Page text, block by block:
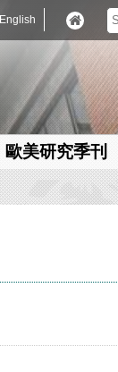
English
歐美研究季刊